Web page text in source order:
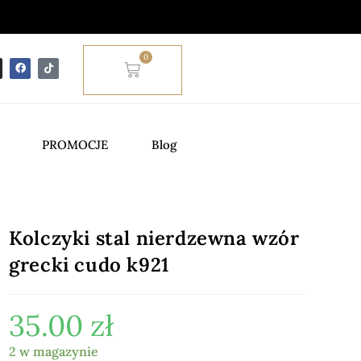
0
PROMOCJE Blog
Kolczyki stal nierdzewna wzór
grecki cudo k921
35.00 zł
2 w magazynie